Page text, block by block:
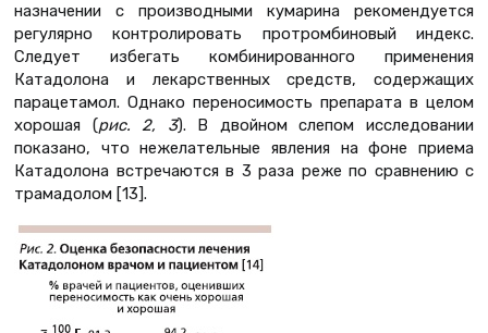
назначении с производными кумарина рекомендуется
регулярно контролировать протромбиновый индекс.
Следует избегать комбинированного применения
Катадолона и лекарственных средств, содержащих
парацетамол. Однако переносимость препарата в целом
хорошая (рис. 2, 3). В двойном слепом исследовании
показано, что нежелательные явления на фоне приема
Катадолона встречаются в 3 раза реже по сравнению с
трамадолом [13].